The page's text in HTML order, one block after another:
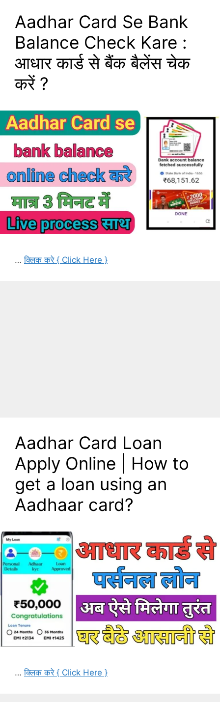
Aadhar Card Se Bank
Balance Check Kare :
आधार कार्ड से बैंक बैलेंस चेक
करें ?
…क्लिक करे { Click Here }
Aadhar Card Loan
Apply Online | How to
get a loan using an
Aadhaar card?
…क्लिक करे { Click Here }